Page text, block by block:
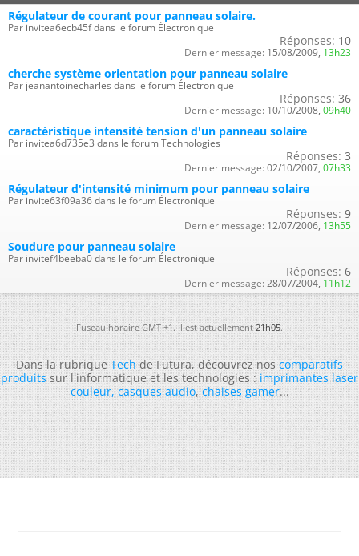
Régulateur de courant pour panneau solaire.
Par invitea6ecb45f dans le forum Électronique
Réponses: 10
Dernier message: 15/08/2009, 13h23
cherche système orientation pour panneau solaire
Par jeanantoinecharles dans le forum Électronique
Réponses: 36
Dernier message: 10/10/2008, 09h40
caractéristique intensité tension d'un panneau solaire
Par invitea6d735e3 dans le forum Technologies
Réponses: 3
Dernier message: 02/10/2007, 07h33
Régulateur d'intensité minimum pour panneau solaire
Par invite63f09a36 dans le forum Électronique
Réponses: 9
Dernier message: 12/07/2006, 13h55
Soudure pour panneau solaire
Par invitef4beeba0 dans le forum Électronique
Réponses: 6
Dernier message: 28/07/2004, 11h12
Fuseau horaire GMT +1. Il est actuellement21h05.
Dans la rubriqueTechde Futura, découvrez noscomparatifs
produitssur l'informatique et les technologies :imprimantes laser
couleur,casques audio,chaises gamer...